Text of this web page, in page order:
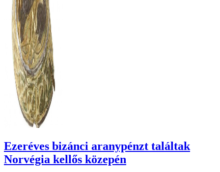
Ezeréves bizánci aranypénzt találtak
Norvégia kellős közepén